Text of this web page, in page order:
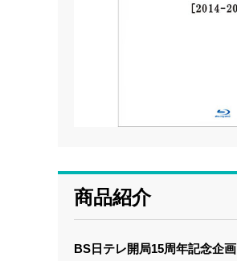
商品紹介
BS日テレ開局15周年記念企画